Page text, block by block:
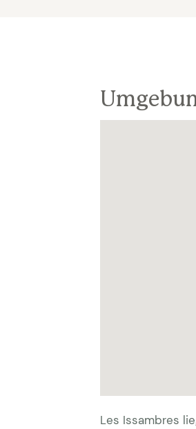
Les Issambres